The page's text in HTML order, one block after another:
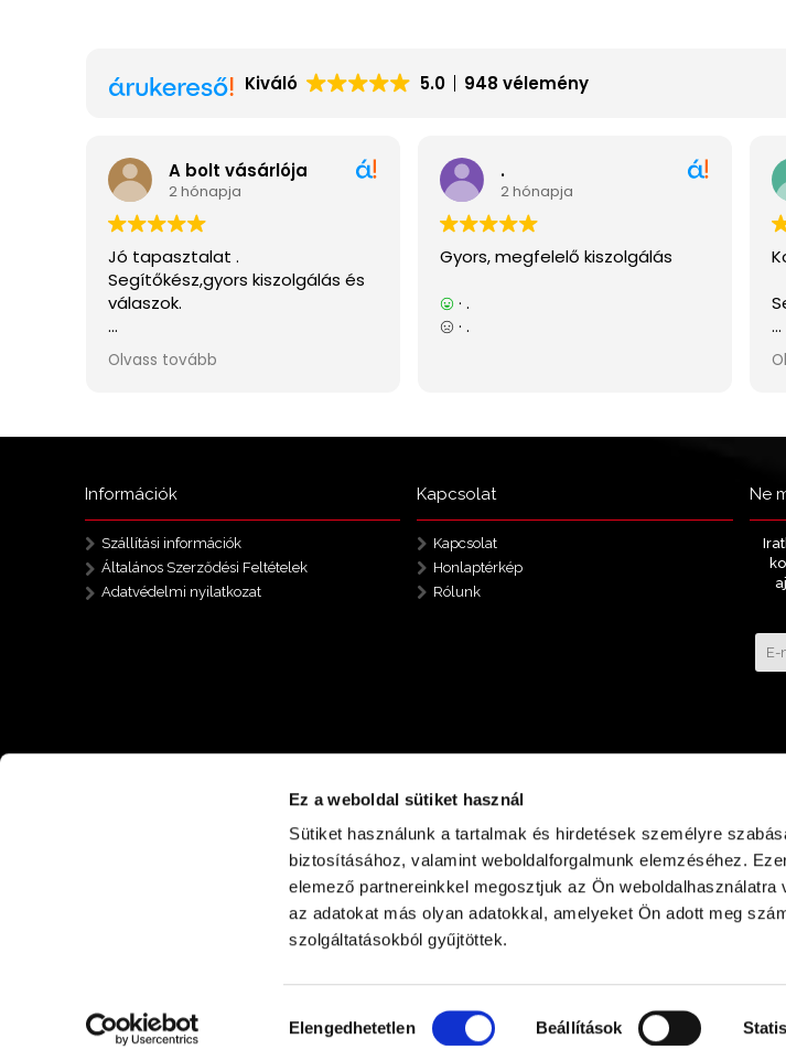
Ez a weboldal sütiket használ
Sütiket használunk a tartalmak és hirdetések személyre
biztosításához, valamint weboldalforgalmunk elemzéséhez.
elemező partnereinkkel megosztjuk az Ön
az adatokat más olyan adatokkal, amelyeket Ön adott meg
szolgáltatásokból gyűjtöttek.
kiválasztása
Elengedhetetlen Beállítások
Információk
Szállítási információk
Általános Szerződési Feltételek
Adatvédelmi nyilatkozat
Kapcsolat
Kapcsolat
Honlaptérkép
Rólunk
Ne
4400 Nyíregyháza Nyírplaza Földszint
Minden jog fenntartva ©